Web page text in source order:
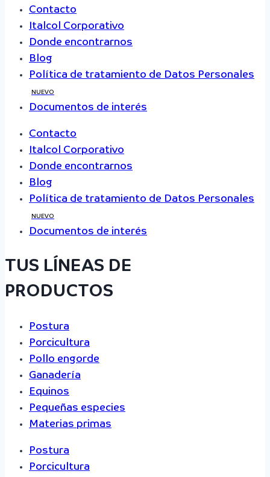
Contacto
Italcol Corporativo
Donde encontrarnos
Blog
Política de tratamiento de Datos Personales
NUEVO
Documentos de interés
Contacto
Italcol Corporativo
Donde encontrarnos
Blog
Política de tratamiento de Datos Personales
NUEVO
Documentos de interés
TUS LÍNEAS DE
PRODUCTOS
Postura
Porcicultura
Pollo engorde
Ganadería
Equinos
Pequeñas especies
Materias primas
Postura
Porcicultura